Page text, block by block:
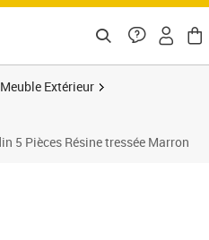
Meuble Extérieur
5 Pièces Résine tressée Marron